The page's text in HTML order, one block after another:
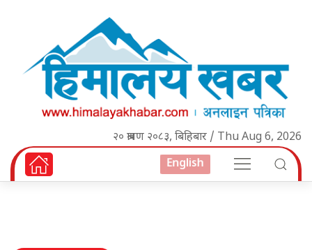
२० श्रावण २०८३, बिहिबार / Thu Aug 6, 2026
English